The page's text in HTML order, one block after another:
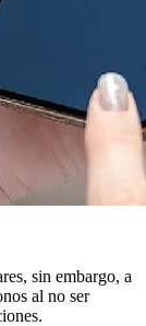
sin embargo, a
al no ser